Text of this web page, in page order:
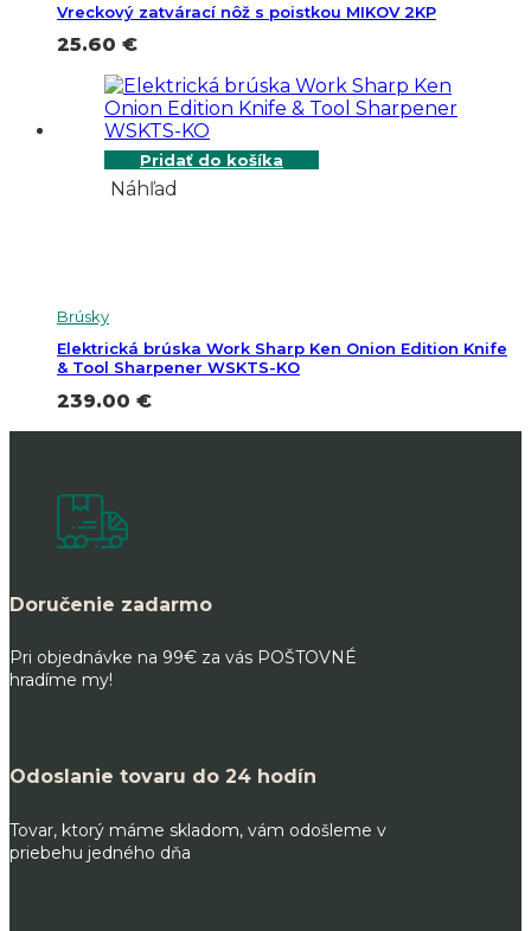
Vreckový zatvárací nôž s poistkou MIKOV 2KP
25.60 €
Pridať do košíka
Náhľad
Brúsky
Elektrická brúska Work Sharp Ken Onion Edition Knife
& Tool Sharpener WSKTS-KO
239.00 €
Doručenie zadarmo
Pri objednávke na 99€ za vás POŠTOVNÉ
hradíme my!
Odoslanie tovaru do 24 hodín
Tovar, ktorý máme skladom, vám odošleme v
priebehu jedného dňa